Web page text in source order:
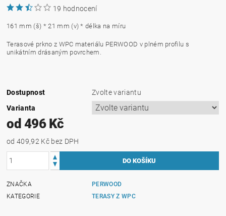
19 hodnocení
161 mm (š) * 21 mm (v) * délka na míru
Terasové prkno z WPC materiálu PERWOOD v plném profilu s
unikátním drásaným povrchem.
Dostupnost
Zvolte variantu
Varianta
od 496 Kč
od 409,92 Kč bez DPH
ZNAČKA
PERWOOD
KATEGORIE
TERASY Z WPC